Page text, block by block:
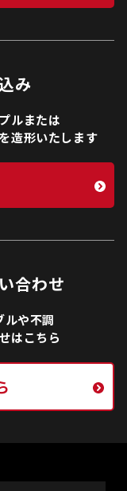
み
ルまたは
造形いたします
合わせ
や不調
はこちら